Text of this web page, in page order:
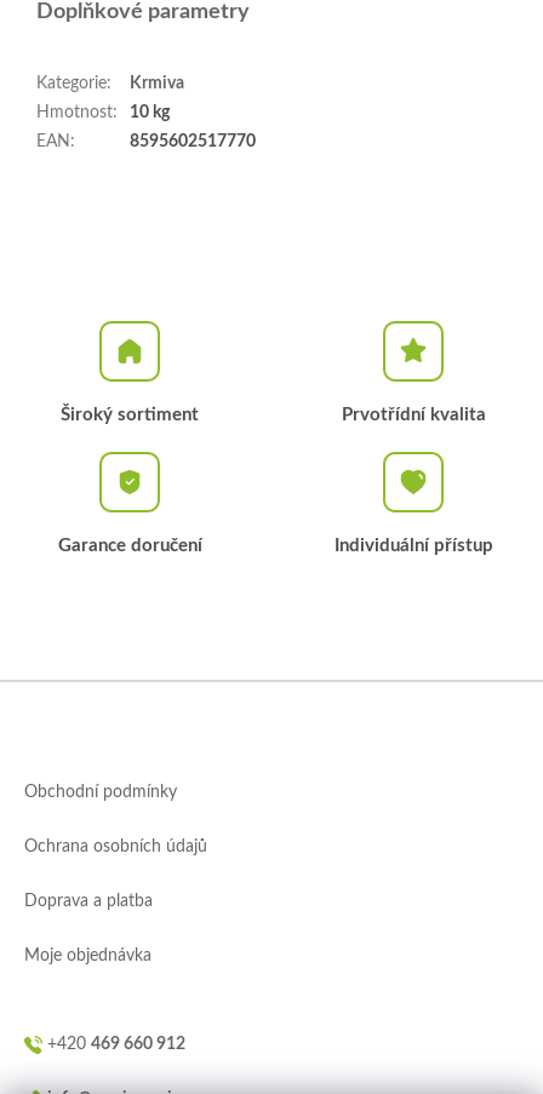
Doplňkové parametry
Kategorie:
Krmiva
Hmotnost:
10 kg
EAN : 8595602517770
Široký sortiment Prvotřídní kvalita
Garance doručení Individuální přístup
Obchodní podmínky
Ochrana osobních údajů
Doprava a platba
Moje objednávka
+420 469 660 912